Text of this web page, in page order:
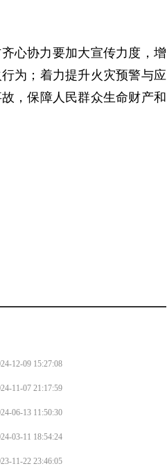
心协力要加大宣传力度，增
为；着力提升火灾预警与应
，保障人民群众生命财产和
12-09 15:27:08
11-07 21:17:59
06-13 11:50:30
03-11 18:54:24
11-22 23:46:05